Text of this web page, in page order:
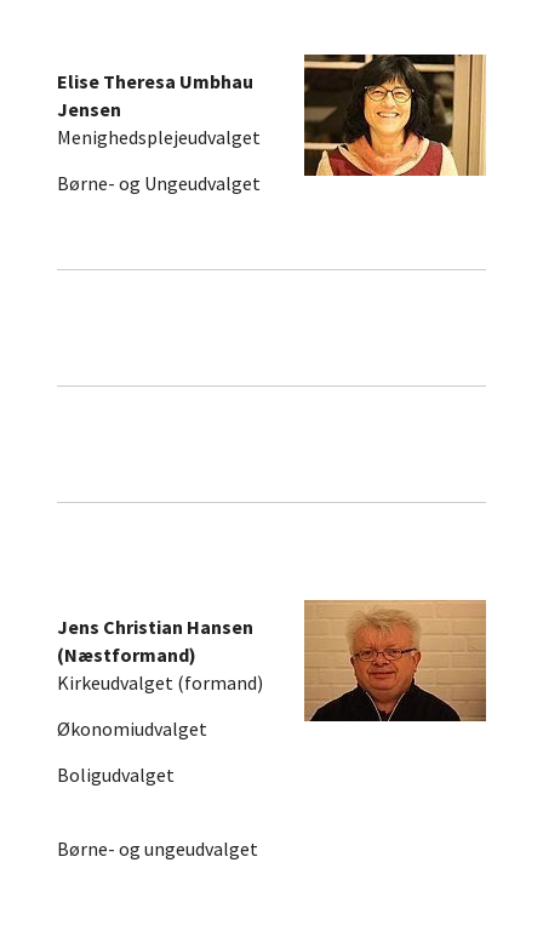
Elise Theresa Umbhau
Jensen
Menighedsplejeudvalget
Børne- og Ungeudvalget
Jens Christian Hansen
(Næstformand)
Kirkeudvalget (formand)
Økonomiudvalget
Boligudvalget
Børne- og ungeudvalget